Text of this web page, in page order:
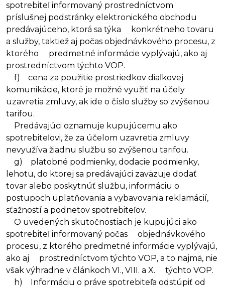
spotrebiteľ informovaný prostredníctvom
príslušnej podstránky elektronického obchodu
predávajúceho, ktorá sa týka konkrétneho tovaru
a služby, taktiež aj počas objednávkového procesu, z
ktorého predmetné informácie vyplývajú, ako aj
prostredníctvom týchto VOP.
f) cena za použitie prostriedkov diaľkovej
komunikácie, ktoré je možné využiť na účely
uzavretia zmluvy, ak ide o číslo služby so zvýšenou
tarifou.
Predávajúci oznamuje kupujúcemu ako
spotrebiteľovi, že za účelom uzavretia zmluvy
nevyužíva žiadnu službu so zvýšenou tarifou.
g) platobné podmienky, dodacie podmienky,
lehotu, do ktorej sa predávajúci zaväzuje dodať
tovar alebo poskytnúť službu, informáciu o
postupoch uplatňovania a vybavovania reklamácií,
sťažností a podnetov spotrebiteľov.
O uvedených skutočnostiach je kupujúci ako
spotrebiteľ informovaný počas objednávkového
procesu, z ktorého predmetné informácie vyplývajú,
ako aj prostredníctvom týchto VOP, a to najmä, nie
však výhradne v článkoch VI., VIII. a X. týchto VOP.
h) Informáciu o práve spotrebiteľa odstúpiť od